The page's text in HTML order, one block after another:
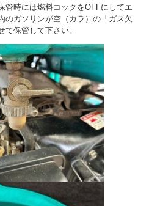
管時には燃料コックをOFFにしてエ
のガソリンが空（カラ）の「ガス欠
保管して下さい。